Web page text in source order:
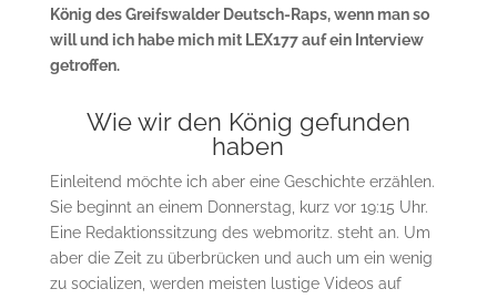
König des Greifswalder Deutsch-Raps, wenn man so
will und ich habe mich mit LEX177 auf ein Interview
getroffen.
Wie wir den König gefunden
haben
Einleitend möchte ich aber eine Geschichte erzählen.
Sie beginnt an einem Donnerstag, kurz vor 19:15 Uhr.
Eine Redaktionssitzung des webmoritz. steht an. Um
aber die Zeit zu überbrücken und auch um ein wenig
zu socializen, werden meisten lustige Videos auf